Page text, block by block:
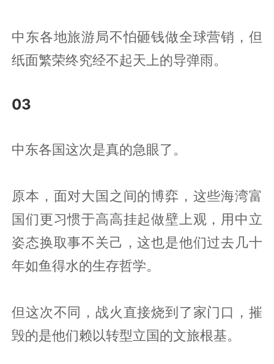
中东各地旅游局不怕砸钱做全球营销，但
纸面繁荣终究经不起天上的导弹雨。
03
中东各国这次是真的急眼了。
原本，面对大国之间的博弈，这些海湾富
国们更习惯于高高挂起做壁上观，用中立
姿态换取事不关己，这也是他们过去几十
年如鱼得水的生存哲学。
但这次不同，战火直接烧到了家门口，摧
毁的是他们赖以转型立国的文旅根基。